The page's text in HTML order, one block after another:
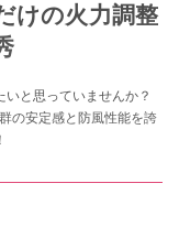
けの火力調整
と思っていませんか？
の安定感と防風性能を誇